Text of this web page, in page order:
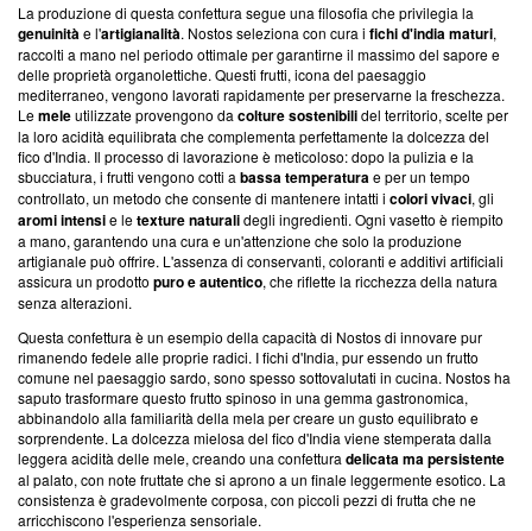
La produzione di questa confettura segue una filosofia che privilegia la
genuinitàe l'artigianalità. Nostos seleziona con cura i fichi d'india maturi,
raccolti a mano nel periodo ottimale per garantirne il massimo del sapore e
delle proprietà organolettiche. Questi frutti, icona del paesaggio
mediterraneo, vengono lavorati rapidamente per preservarne la freschezza.
Lemeleutilizzate provengono da colture sostenibilidel territorio, scelte per
la loro acidità equilibrata che complementa perfettamente la dolcezza del
fico d'India. Il processo di lavorazione è meticoloso: dopo la pulizia e la
sbucciatura, i frutti vengono cotti a bassa temperaturae per un tempo
controllato, un metodo che consente di mantenere intatti i colori vivaci, gli
aromi intensie letexture naturalidegli ingredienti. Ogni vasetto è riempito
a mano, garantendo una cura e un'attenzione che solo la produzione
artigianale può offrire. L'assenza di conservanti, coloranti e additivi artificiali
assicura un prodotto puro e autentico, che riflette la ricchezza della natura
senza alterazioni.
Questa confettura è un esempio della capacità di Nostos di innovare pur
rimanendo fedele alle proprie radici. I fichi d'India, pur essendo un frutto
comune nel paesaggio sardo, sono spesso sottovalutati in cucina. Nostos ha
saputo trasformare questo frutto spinoso in una gemma gastronomica,
abbinandolo alla familiarità della mela per creare un gusto equilibrato e
sorprendente. La dolcezza mielosa del fico d'India viene stemperata dalla
leggera acidità delle mele, creando una confettura delicata ma persistente
al palato, con note fruttate che si aprono a un finale leggermente esotico. La
consistenza è gradevolmente corposa, con piccoli pezzi di frutta che ne
arricchiscono l'esperienza sensoriale.